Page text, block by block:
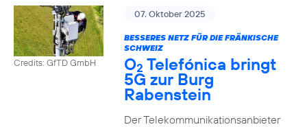
Credits: GfTD GmbH
07. Oktober 2025
BESSERES NETZ FÜR DIE FRÄNKISCHE
SCHWEIZ
O2 Telefónica bringt
5G zur Burg
Rabenstein
Der Telekommunikationsanbieter